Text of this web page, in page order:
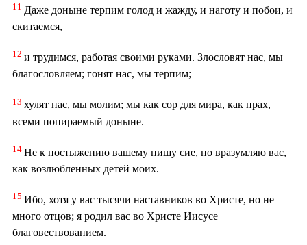
11 Даже доныне терпим голод и жажду, и наготу и побои, и
скитаемся,
12 и трудимся, работая своими руками. Злословят нас, мы
благословляем; гонят нас, мы терпим;
13 хулят нас, мы молим; мы как сор для мира, как прах,
всеми попираемый доныне.
14 Не к постыжению вашему пишу сие, но вразумляю вас,
как возлюбленных детей моих.
15 Ибо, хотя у вас тысячи наставников во Христе, но не
много отцов; я родил вас во Христе Иисусе
благовествованием.